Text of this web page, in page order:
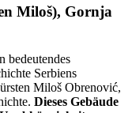
Miloš), Gornja
bedeutendes
Serbiens
Miloš Obrenović,
Dieses Gebäude